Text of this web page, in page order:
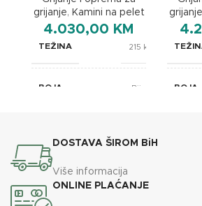
grijanje, Kamini na pelet
4.030,00 KM
TEŽINA 215 kg
BOJA Bijela
DIMENZIJE
610x670x1110
mm
grijanje
BOJA
DOSTAVA ŠIROM BiH
Više informacija
ONLINE PLAĆANJE